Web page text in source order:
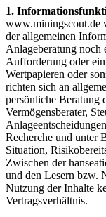
1.
www.miningscout.de
der allgemeinen
Anlageberatung noch
Aufforderung oder
Wertpapieren oder
richten sich an
persönliche Beratung
Vermögensberater,
Recherche und unter
Situation,
Zwischen der
und den Lesern bzw.
Nutzung der Inhalte
Vertragsverhältnis.